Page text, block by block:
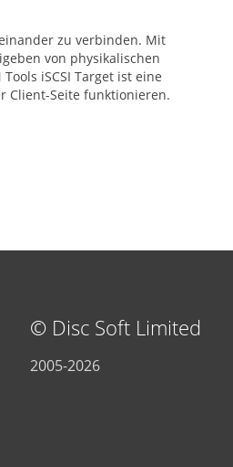
zu verbinden. Mit
von physikalischen
iSCSI Target ist eine
Client-Seite funktionieren.
© Disc Soft Limited
2005-2026